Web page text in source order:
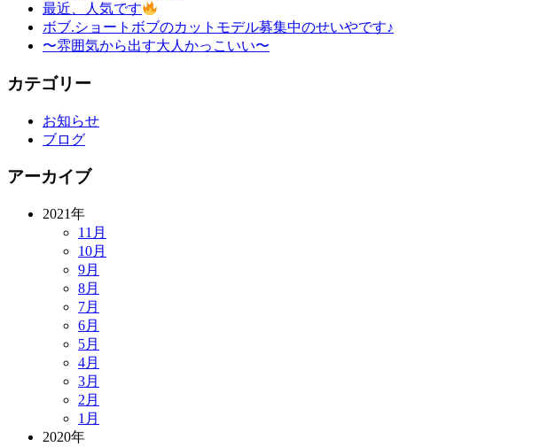
最近、人気です
ボブ.ショートボブのカットモデル募集中のせいやです♪
〜雰囲気から出す大人かっこいい〜
カテゴリー
お知らせ
ブログ
アーカイブ
2021年
11月
10月
9月
8月
7月
6月
5月
4月
3月
2月
1月
2020年